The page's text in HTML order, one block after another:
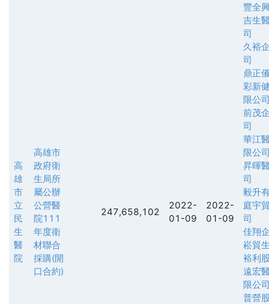
高
雄
市
立
民
生
醫
院
高雄市
政府衛
生局所
屬公辦
公營醫
院111
年度衛
材聯合
採購(開
口合約)
247,658,102
2022-
01-09
2022-
01-09
豐全
吉生
司
久裕
司
鼎正
彩新
限公
前茂
司
華江
限公
昇暉
司
毅升
庭宇
司
佳翔
崧貿
裕利
遠宏
限公
普營